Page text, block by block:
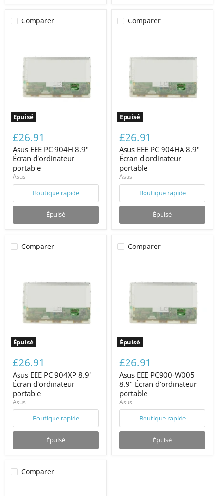
Comparer
Épuisé
£26.91
Asus EEE PC 904H 8.9"
Écran d'ordinateur
portable
Asus
Boutique rapide
Épuisé
Comparer
Épuisé
£26.91
Asus EEE PC 904HA 8.9"
Écran d'ordinateur
portable
Asus
Boutique rapide
Épuisé
Comparer
Épuisé
£26.91
Asus EEE PC 904XP 8.9"
Écran d'ordinateur
portable
Asus
Boutique rapide
Épuisé
Comparer
Épuisé
£26.91
Asus EEE PC900-W005
8.9" Écran d'ordinateur
portable
Asus
Boutique rapide
Épuisé
Comparer